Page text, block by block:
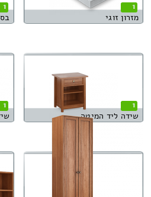
1
מזרון זוגי
1
1
שידה ליד המיטה
1
שידה